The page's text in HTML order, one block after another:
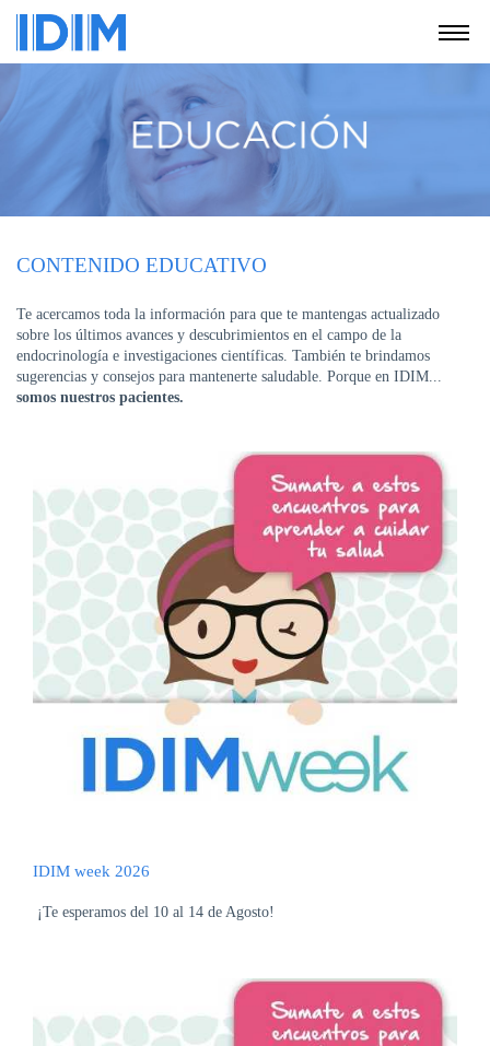
INSTRUCCIONES
MÉDICAS
INVESTIGACIÓN
SEDES
DE
AUTOGESTIÓN
CENTRAL
DE
TURNOS
5031-
4100
TURNOS
CONTENIDO EDUCATIVO
Te acercamos toda la información para que te mantengas actualizado
sobre los últimos avances y descubrimientos en el campo de la
endocrinología e investigaciones científicas. También te brindamos
sugerencias y consejos para mantenerte saludable. Porque en IDIM...
somos nuestros pacientes.
IDIM week 2026
¡Te esperamos del 10 al 14 de Agosto!